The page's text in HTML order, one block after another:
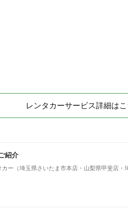
レンタカーサービス詳細は
紹介
ー（埼玉県さいたま市本店・山梨県甲斐店